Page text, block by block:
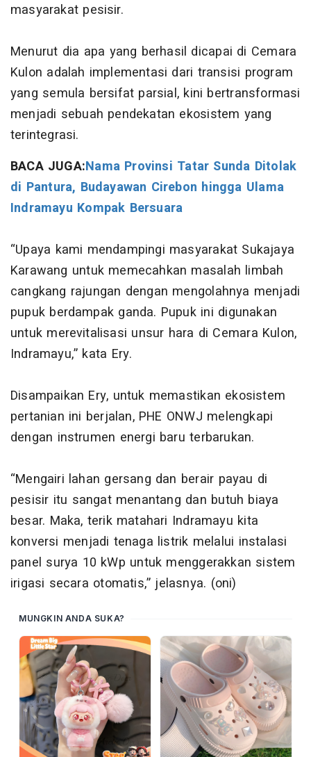
masyarakat pesisir.
Menurut dia apa yang berhasil dicapai di Cemara
Kulon adalah implementasi dari transisi program
yang semula bersifat parsial, kini bertransformasi
menjadi sebuah pendekatan ekosistem yang
terintegrasi.
BACA JUGA:Nama Provinsi Tatar Sunda Ditolak
di Pantura, Budayawan Cirebon hingga Ulama
Indramayu Kompak Bersuara
“Upaya kami mendampingi masyarakat Sukajaya
Karawang untuk memecahkan masalah limbah
cangkang rajungan dengan mengolahnya menjadi
pupuk berdampak ganda. Pupuk ini digunakan
untuk merevitalisasi unsur hara di Cemara Kulon,
Indramayu,” kata Ery.
Disampaikan Ery, untuk memastikan ekosistem
pertanian ini berjalan, PHE ONWJ melengkapi
dengan instrumen energi baru terbarukan.
“Mengairi lahan gersang dan berair payau di
pesisir itu sangat menantang dan butuh biaya
besar. Maka, terik matahari Indramayu kita
konversi menjadi tenaga listrik melalui instalasi
panel surya 10 kWp untuk menggerakkan sistem
irigasi secara otomatis,” jelasnya. (oni)